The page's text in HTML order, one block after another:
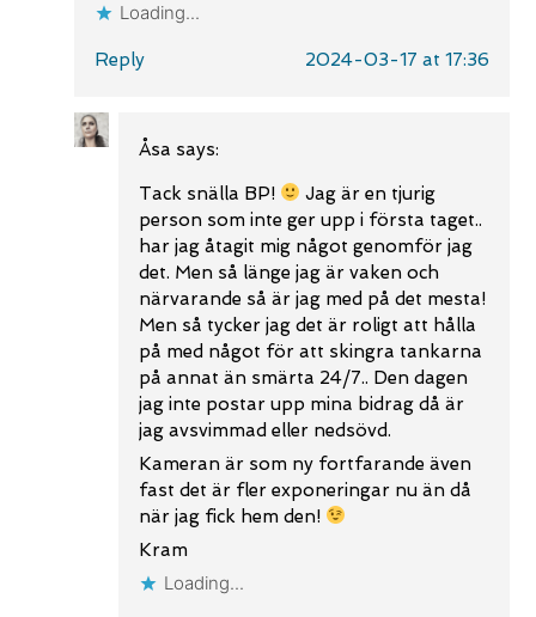
Loading...
Reply 2024-03-17 at 17:36
Åsa says:
Tack snälla BP!
Jag är en tjurig
person som inte ger upp i första taget..
har jag åtagit mig något genomför jag
det. Men så länge jag är vaken och
närvarande så är jag med på det mesta!
Men så tycker jag det är roligt att hålla
på med något för att skingra tankarna
på annat än smärta 24/7.. Den dagen
jag inte postar upp mina bidrag då är
jag avsvimmad eller nedsövd.
Kameran är som ny fortfarande även
fast det är fler exponeringar nu än då
när jag fick hem den!
Kram
Loading...